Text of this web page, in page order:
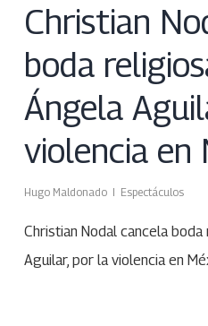
Christian
boda
Ángela
violencia en
Hugo Maldonado Espectáculos
Christian Nodal cancela
Aguilar, por la violencia en